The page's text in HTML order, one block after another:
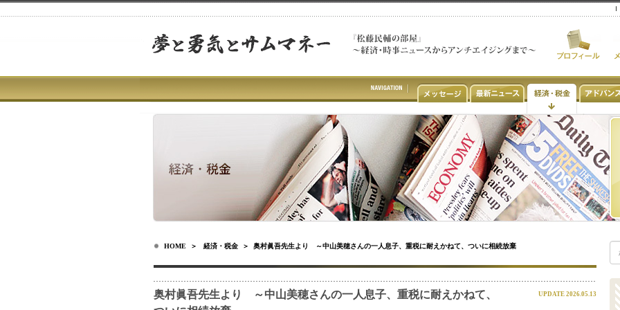
HOME ＞ 経済・税金 ＞ 奥村眞吾先生より ～中山美穂さんの一人息子、重税に耐えかねて、ついに相続放棄
奥村眞吾先生より ～中山美穂さんの一人息子、重税に耐えかねて、
UPDATE 2026.05.13